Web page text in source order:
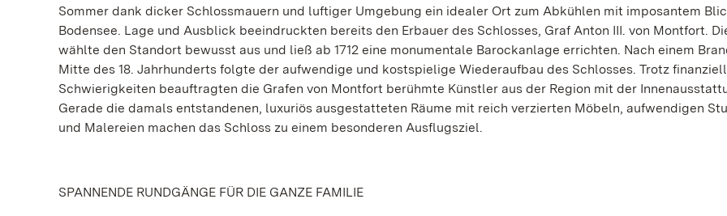
Sommer dank dicker Schlossmauern und luftiger Umgebung ein idealer Ort zum Abkühlen mit imposantem
Bodensee. Lage und Ausblick beeindruckten bereits den Erbauer des Schlosses, Graf Anton III. von Montfort.
wählte den Standort bewusst aus und ließ ab 1712 eine monumentale Barockanlage errichten. Nach einem
Mitte des 18. Jahrhunderts folgte der aufwendige und kostspielige Wiederaufbau des Schlosses. Trotz
Schwierigkeiten beauftragten die Grafen von Montfort berühmte Künstler aus der Region mit der
Gerade die damals entstandenen, luxuriös ausgestatteten Räume mit reich verzierten Möbeln, aufwendigen
und Malereien machen das Schloss zu einem besonderen Ausflugsziel.
SPANNENDE RUNDGÄNGE FÜR DIE GANZE FAMILIE